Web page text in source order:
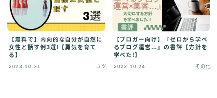
【無料で】内向的な自分が自然に
女性と話す例3選!【勇気を育て
る】
2023.10.31 コツ
【ブロガー向け】『ゼロから学べ
るブログ運営…』の書評【方針を
学べた!】
2023.10.24 その他